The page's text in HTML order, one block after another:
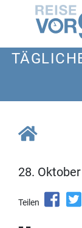
28.
Teilen